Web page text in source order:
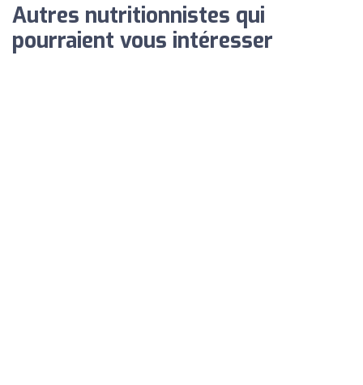
Autres nutritionnistes qui
pourraient vous intéresser